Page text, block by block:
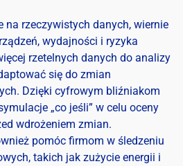
na rzeczywistych danych, wiernie
wydajności i ryzyka
rzetelnych danych do analizy
się do zmian
Dzięki cyfrowym bliźniakom
„co jeśli” w celu oceny
wdrożeniem zmian.
pomóc firmom w śledzeniu
takich jak zużycie energii i